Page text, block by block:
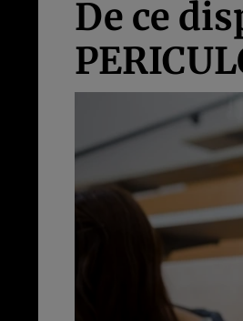
De ce